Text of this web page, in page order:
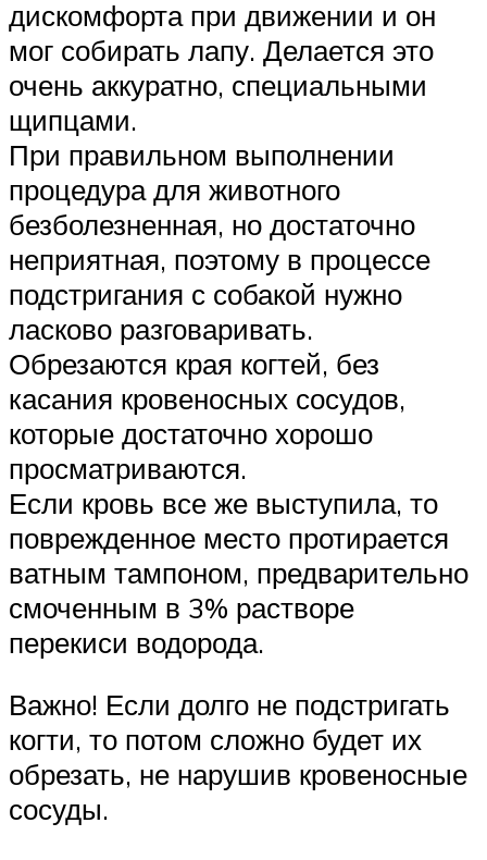
дискомфорта при движении и он
мог собирать лапу. Делается это
очень аккуратно, специальными
щипцами.
При правильном выполнении
процедура для животного
безболезненная, но достаточно
неприятная, поэтому в процессе
подстригания с собакой нужно
ласково разговаривать.
Обрезаются края когтей, без
касания кровеносных сосудов,
которые достаточно хорошо
просматриваются.
Если кровь все же выступила, то
поврежденное место протирается
ватным тампоном, предварительно
смоченным в 3% растворе
перекиси водорода.
Важно! Если долго не подстригать
когти, то потом сложно будет их
обрезать, не нарушив кровеносные
сосуды.